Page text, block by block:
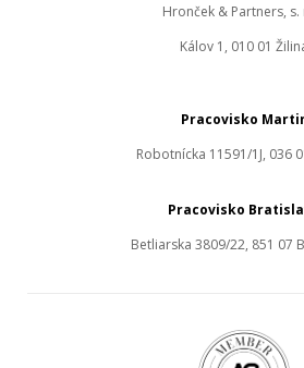
Pracovisko
Robotnícka 11591/1J, 036
Hronček & Partners, s.
Kálov 1, 010 01
Pracovisko
Betliarska 3809/22, 851 07